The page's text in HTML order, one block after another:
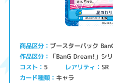
商品区分 ブースターパック
作品区分 「BanG Dream!」シ
コスト 5 レアリティ SR
カード種類 キャラ